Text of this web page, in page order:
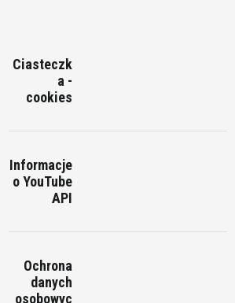
Ciasteczk
a -
cookies
Informacje
o YouTube
API
Ochrona
danych
osobowyc